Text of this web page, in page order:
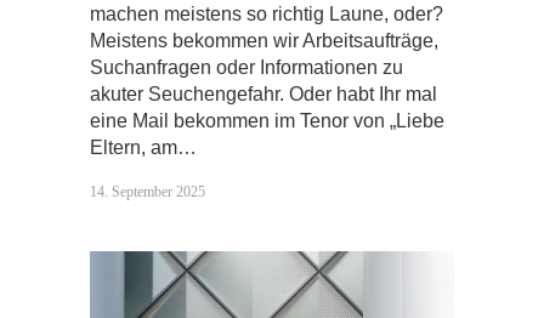
machen meistens so richtig Laune, oder?
Meistens bekommen wir Arbeitsaufträge,
Suchanfragen oder Informationen zu
akuter Seuchengefahr. Oder habt Ihr mal
eine Mail bekommen im Tenor von „Liebe
Eltern, am…
14. September 2025